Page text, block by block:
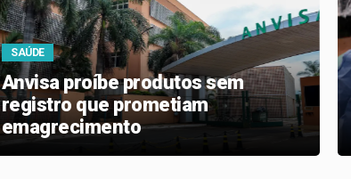
SAÚDE
Anvisa proíbe produtos sem
registro que prometiam
emagrecimento